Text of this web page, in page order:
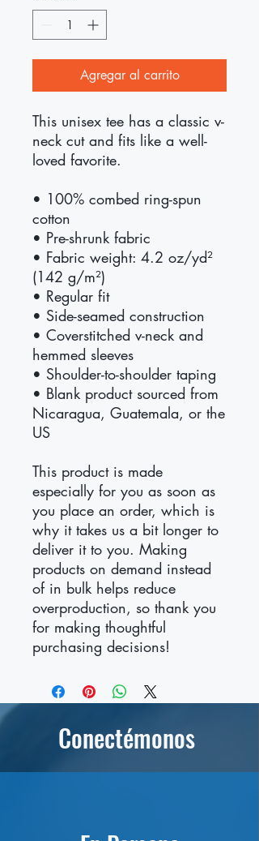
Agregar al carrito
This unisex tee has a classic v-
neck cut and fits like a well-
loved favorite.
• 100% combed ring-spun
cotton
• Pre-shrunk fabric
• Fabric weight: 4.2 oz/yd²
(142 g/m²)
• Regular fit
• Side-seamed construction
• Coverstitched v-neck and
hemmed sleeves
• Shoulder-to-shoulder taping
• Blank product sourced from
Nicaragua, Guatemala, or the
US
This product is made
especially for you as soon as
you place an order, which is
why it takes us a bit longer to
deliver it to you. Making
products on demand instead
of in bulk helps reduce
overproduction, so thank you
for making thoughtful
purchasing decisions!
Conectémonos